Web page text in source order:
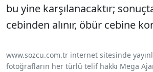
bu yine karşılanacaktır;
cebinden alınır, öbür cebine
www.sozcu.com.tr internet sitesinde
fotoğrafların her türlü telif hakkı Mega